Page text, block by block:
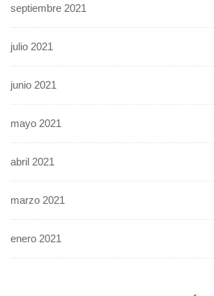
septiembre 2021
julio 2021
junio 2021
mayo 2021
abril 2021
marzo 2021
enero 2021